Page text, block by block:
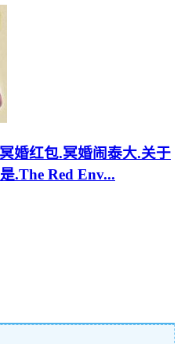
婚红包.冥婚闹泰大.关于
.The Red Env...